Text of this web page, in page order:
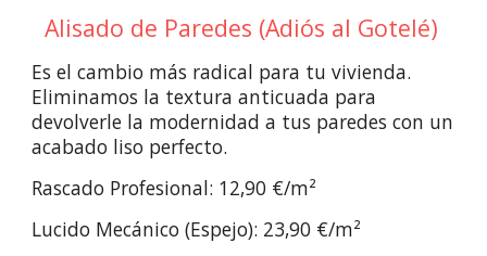
Alisado de Paredes (Adiós al Gotelé)
Es el cambio más radical para tu vivienda.
Eliminamos la textura anticuada para
devolverle la modernidad a tus paredes con un
acabado liso perfecto.
Rascado Profesional: 12,90 €/m²
Lucido Mecánico (Espejo): 23,90 €/m²